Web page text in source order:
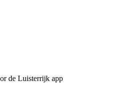
de Luisterrijk app